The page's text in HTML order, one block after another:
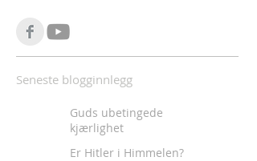
Seneste blogginnlegg
Guds ubetingede
kjærlighet
Er Hitler i Himmelen?